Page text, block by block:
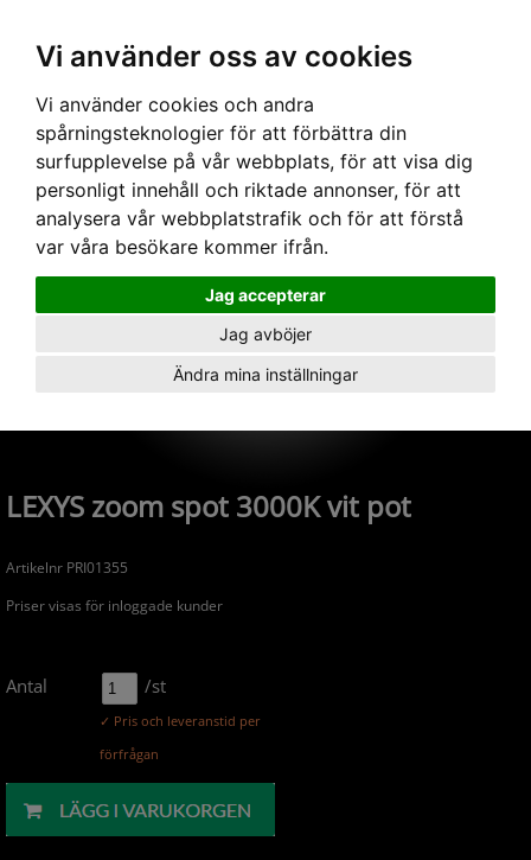
Vi använder oss av cookies
Vi använder cookies och andra
spårningsteknologier för att förbättra din
surfupplevelse på vår webbplats, för att visa dig
personligt innehåll och riktade annonser, för att
analysera vår webbplatstrafik och för att förstå
var våra besökare kommer ifrån.
Jag accepterar
Jag avböjer
Ändra mina inställningar
› Armaturer› LEXYS zoom spot 3000K vit pot
LEXYS zoom spot 3000K vit pot
Artikelnr PRI01355
Priser visas för inloggade kunder
Antal /st
✓ Pris och leveranstid per
förfrågan